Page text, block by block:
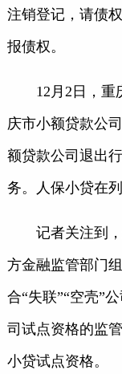
注销登记，请债
报债权。
12月2日，重
庆市小额贷款公
额贷款公司退出
务。人保小贷在列
记者关注到
方金融监管部门
合“失联”“空壳”
司试点资格的监
小贷试点资格。